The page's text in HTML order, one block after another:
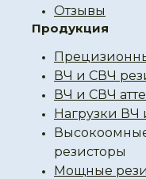
Отзывы
Продукция
ВЧ и СВЧ
ВЧ и СВЧ
Нагрузки ВЧ
резисторы
Мощные